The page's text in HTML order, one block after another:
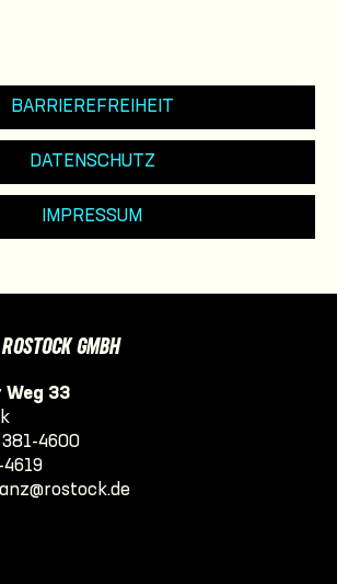
BARRIEREFREIHEIT
DATENSCHUTZ
IMPRESSUM
GMBH
33
4600
4619